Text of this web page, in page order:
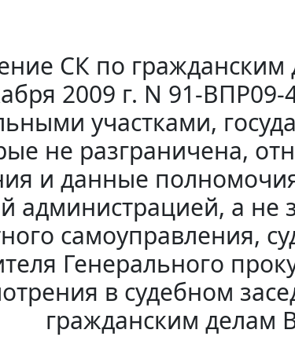
СК по гражданским
2009 г. N 91-
участками,
не разграничена,
и данные
администрацией, а не
самоуправления,
Генерального
в судебном
гражданским делам